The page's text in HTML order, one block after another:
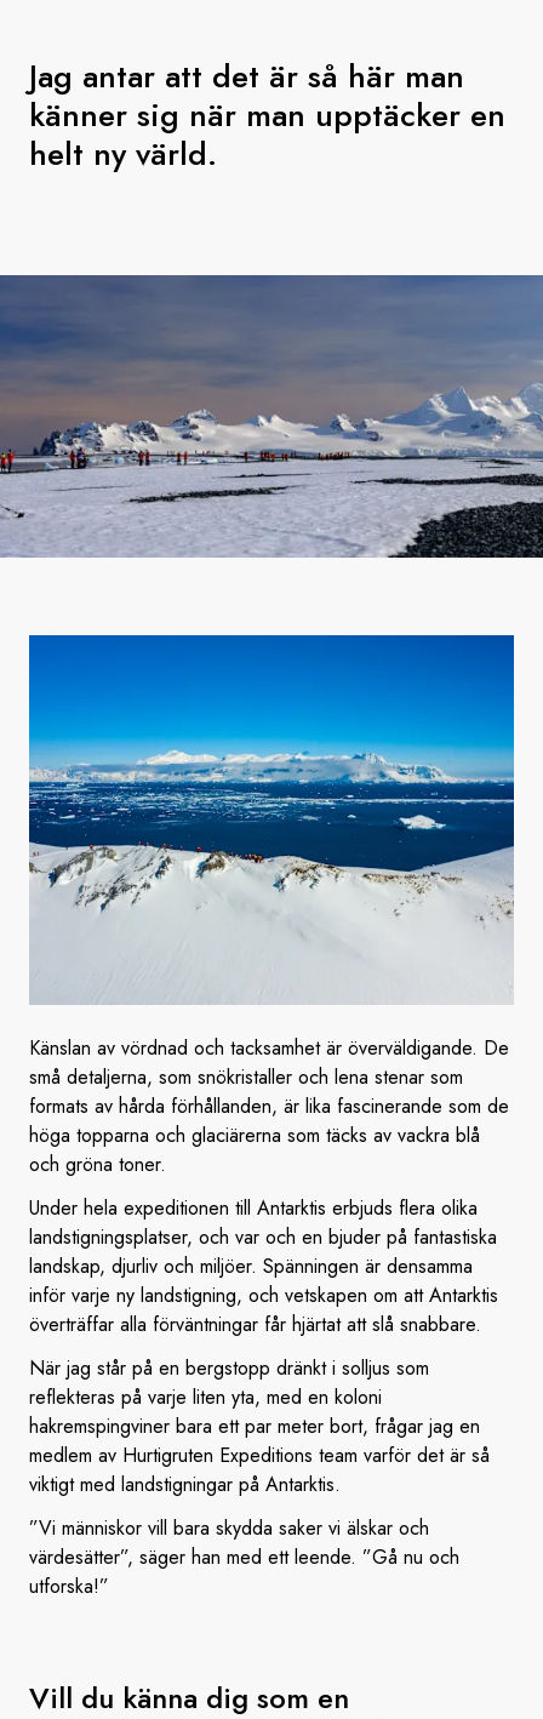
Jag antar att det är så här man
känner sig när man upptäcker en
helt ny värld.
Känslan av vördnad och tacksamhet är överväldigande. De
små detaljerna, som snökristaller och lena stenar som
formats av hårda förhållanden, är lika fascinerande som de
höga topparna och glaciärerna som täcks av vackra blå
och gröna toner.
Under hela expeditionen till Antarktis erbjuds flera olika
landstigningsplatser, och var och en bjuder på fantastiska
landskap, djurliv och miljöer. Spänningen är densamma
inför varje ny landstigning, och vetskapen om att Antarktis
överträffar alla förväntningar får hjärtat att slå snabbare.
När jag står på en bergstopp dränkt i solljus som
reflekteras på varje liten yta, med en koloni
hakremspingviner bara ett par meter bort, frågar jag en
medlem av Hurtigruten Expeditions team varför det är så
viktigt med landstigningar på Antarktis.
”Vi människor vill bara skydda saker vi älskar och
värdesätter”, säger han med ett leende. ”Gå nu och
utforska!”
Vill du känna dig som en